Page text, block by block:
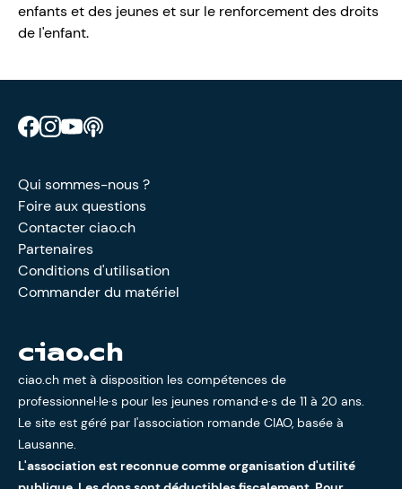
enfants et des jeunes et sur le renforcement des droits
de l'enfant.
Retrouve CIAO sur Facebook
Retrouve CIAO sur Instagram
Retrouve CIAO sur YouTube
Qui sommes-nous ?
Foire aux questions
Contacter ciao.ch
Partenaires
Conditions d'utilisation
Commander du matériel
ciao.ch
ciao.ch met à disposition les compétences de
professionnel·le·s pour les jeunes romand·e·s de 11 à 20 ans.
Le site est géré par l'association romande CIAO, basée à
Lausanne.
L'association est reconnue comme organisation d'utilité